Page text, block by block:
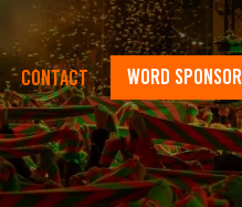
Contact word sponsor